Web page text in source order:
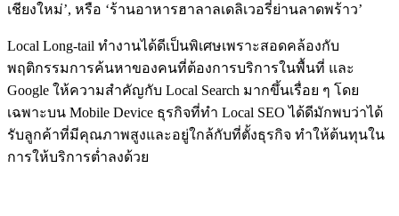
เชียงใหม่’, หรือ ‘ร้านอาหารฮาลาลเดลิเวอรี่ย่านลาดพร้าว’
Local Long-tail ทำงานได้ดีเป็นพิเศษเพราะสอดคล้องกับ
พฤติกรรมการค้นหาของคนที่ต้องการบริการในพื้นที่ และ
Google ให้ความสำคัญกับ Local Search มากขึ้นเรื่อย ๆ โดย
เฉพาะบน Mobile Device ธุรกิจที่ทำ Local SEO ได้ดีมักพบว่าได้
รับลูกค้าที่มีคุณภาพสูงและอยู่ใกล้กับที่ตั้งธุรกิจ ทำให้ต้นทุนใน
การให้บริการต่ำลงด้วย